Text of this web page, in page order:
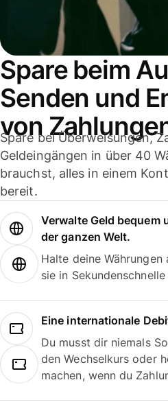
Spare beim
Senden und
von
Spare bei Überweisungen,
Geldeingängen in über 40
brauchst, alles in einem
bereit.
Verwalte Geld bequem
der ganzen Welt.
Halte deine
sie in Sekundenschnelle
Eine internationale
Du musst dir niemals
den Wechselkurs oder
machen, wenn du